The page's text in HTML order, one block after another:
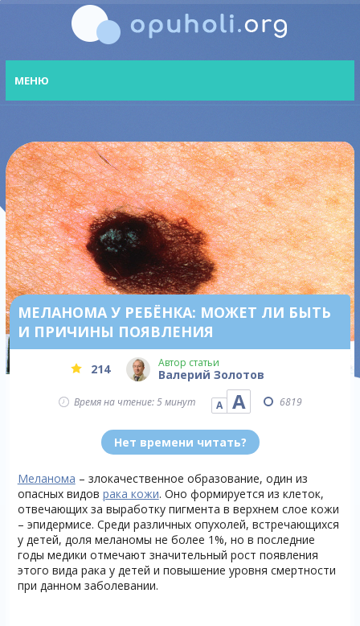
МЕНЮ
МЕЛАНОМА У РЕБЁНКА: МОЖЕТ ЛИ БЫТЬ
И ПРИЧИНЫ ПОЯВЛЕНИЯ
214 Автор статьи
Валерий Золотов
Время на чтение: 5 минут А А 6819
Нет времени читать?
Меланома – злокачественное образование, один из
опасных видов рака кожи. Оно формируется из клеток,
отвечающих за выработку пигмента в верхнем слое кожи
– эпидермисе. Среди различных опухолей, встречающихся
у детей, доля меланомы не более 1%, но в последние
годы медики отмечают значительный рост появления
этого вида рака у детей и повышение уровня смертности
при данном заболевании.